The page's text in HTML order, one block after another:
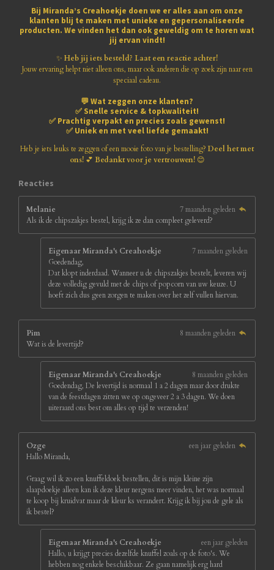
1
8
r
r
e
r
e
e
r
r
e
e
r
r
e
e
r
r
e
n
Bij Miranda’s Creahoekje doen we er alles aan om onze
klanten blij te maken met unieke en gepersonaliseerde
producten. We vinden het dan ook geweldig om te horen wat
jij ervan vindt!
✨ Heb jij iets besteld? Laat een reactie achter!
Jouw ervaring helpt niet alleen ons, maar ook anderen die op zoek zijn naar een
speciaal cadeau.
💬 Wat zeggen onze klanten?
✅ Snelle service & topkwaliteit!
✅ Prachtig verpakt en precies zoals gewenst!
✅ Uniek en met veel liefde gemaakt!
Heb je iets leuks te zeggen of een mooie foto van je bestelling? Deel het met
ons!💕 Bedankt voor je vertrouwen!😊
Reacties
Melanie
7 maanden geleden
Als ik de chipszakjes bestel, krijg ik ze dan compleet geleverd?
Eigenaar Miranda's Creahoekje
7 maanden geleden
Goedendag,
Dat klopt inderdaad. Wanneer u de chipszakjes bestelt, leveren wij
deze volledig gevuld met de chips of popcorn van uw keuze. U
hoeft zich dus geen zorgen te maken over het zelf vullen hiervan.
Pim
8 maanden geleden
Wat is de levertijd?
Eigenaar Miranda's Creahoekje
8 maanden geleden
Goedendag, De levertijd is normaal 1 a 2 dagen maar door drukte
van de feestdagen zitten we op ongeveer 2 a 3 dagen. We doen
uiteraard ons best om alles op tijd te verzenden!
Ozge
een jaar geleden
Hallo Miranda,
Graag wil ik zo een knuffeldoek bestellen, dit is mijn kleine zijn
slaapdoekje alleen kan ik deze kleur nergens meer vinden, het was normaal
te koop bij kruidvat maar de kleur ks verandert. Krijg ik bij jou de gele als
ik bestel?
Eigenaar Miranda's Creahoekje
een jaar geleden
Hallo, u krijgt precies dezelfde knuffel zoals op de foto's. We
hebben nog enkele beschikbaar. Ze gaan namelijk erg hard